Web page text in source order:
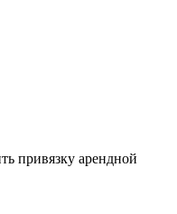
привязку арендной